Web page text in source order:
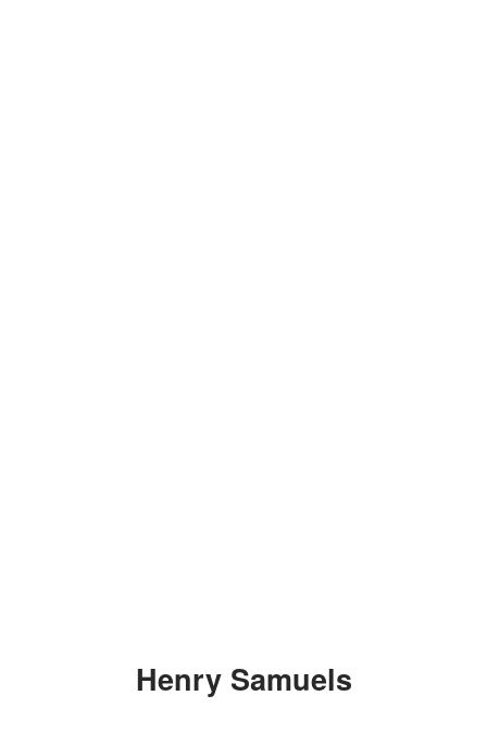
Henry Samuels